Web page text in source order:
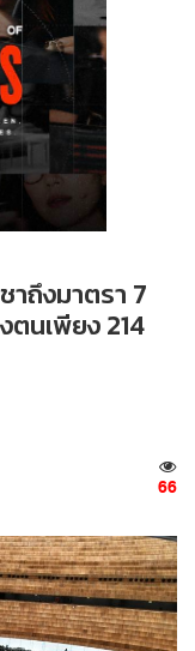
ถึงมาตรา 7
ตนเพียง 214
66